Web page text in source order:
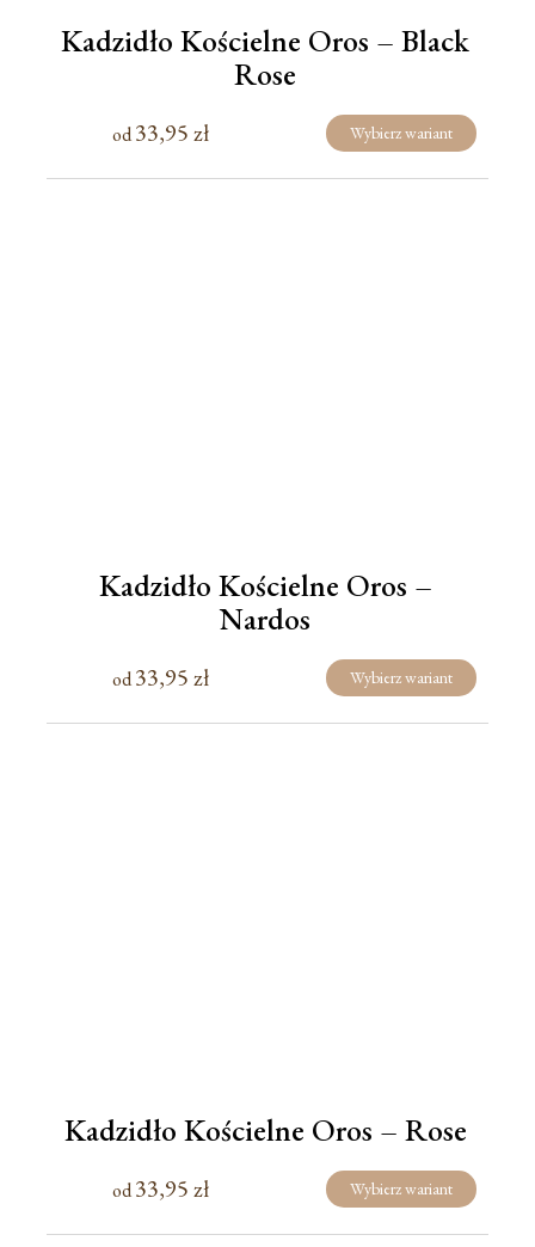
Kadzidło Kościelne Oros – Black
Rose
od33,95zł Wybierz wariant
Kadzidło Kościelne Oros –
Nardos
od33,95zł Wybierz wariant
Kadzidło Kościelne Oros – Rose
od33,95zł Wybierz wariant